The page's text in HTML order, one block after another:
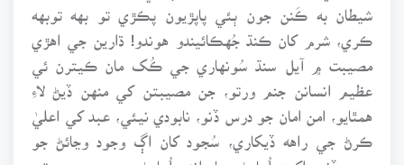
شيطان به ڪَنن جون ٻئي پاپڙيون پڪڙي تو بهه توبهه
ڪري، شرم کان ڪنڌ جُهڪائيندو هوندو! ڌارين جي اهڙي
مصيبت ۾ آيل سنڌ سُونهاري جي ڪُک مان ڪيترن ئي
عظيم انسانن جنم ورتو، جن مصيبتن کي منهن ڏيڻ لاءِ
همٿايو، امن امان جو درس ڏنو، نابودي نيئي، عبد کي اعليٰ
ڪرڻ جي راهه ڏيکاري، سُجود کان اڳ وجود وڃائڻ جو
درس ڏنو، اکرن اُچارڻ بجاءِ اندر اُجارڻ جو چيو، سچ تي